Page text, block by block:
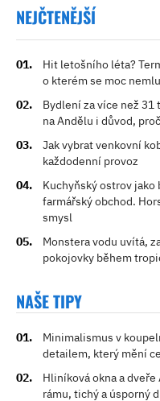
NEJČTENĚJŠÍ
Hit letošního léta?
o kterém se moc
Bydlení za více než
na Andělu i důvod,
Jak vybrat venkovní
každodenní provoz
Kuchyňský ostrov
farmářský obchod.
smysl
Monstera vodu uvítá,
pokojovky během
NAŠE TIPY
Minimalismus v
detailem, který mění
Hliníková okna a
rámu, tichý a úsporný